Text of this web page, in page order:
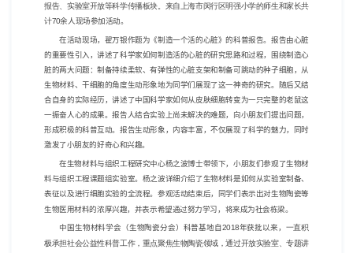
报告、实验室开放等科学传播板块。来自上海市闵行区明强小学的师生和家长共
计70余人现场参加活动。
在活动现场，翟万银作题为《制造一个活的心脏》的科普报告。报告由心脏
的重要性引入，讲述了科学家如何制造活的心脏的研究思路和过程，围绕制造心
脏的两大问题：制备持续柔软、有弹性的心脏支架和制备可跳动的种子细胞，从
生物材料、干细胞的角度生动形象地为同学们展现了这一神奇的研究。随后又结
合自身的实际经历，讲述了中国科学家如何从皮肤细胞转变为一只完整的老鼠这
一振奋人心的成果。报告人结合实验上尚未解决的难题，向小朋友们提出问题，
形成积极的科普互动。报告生动形象，内容丰富，不仅展现了科学的魅力，同时
激发了小朋友的好奇心和兴趣。
在生物材料与组织工程研究中心杨之波博士带领下，小朋友们参观了生物材
料与组织工程课题组实验室。杨之波详细介绍了生物材料是如何从实验室制备、
表征以及进行细胞实验的全流程。参观活动结束后，同学们表示出对生物陶瓷等
生物医用材料的浓厚兴趣，并表示希望通过努力学习，将来成为社会栋梁。
中国生物材料学会（生物陶瓷分会）科普基地自2018年获批以来， 一直积
极承担社会公益性科普工作，重点聚焦生物陶瓷领域，通过开放实验室、专题讲